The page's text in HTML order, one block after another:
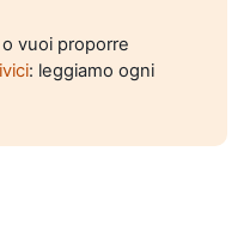
vuoi proporre
: leggiamo ogni